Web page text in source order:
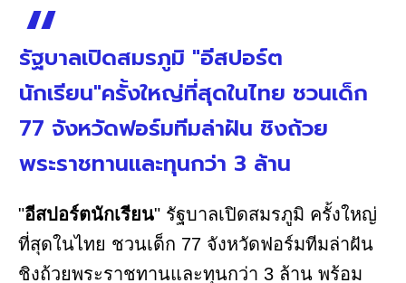
รัฐบาลเปิดสมรภูมิ "อีสปอร์ต
นักเรียน"ครั้งใหญ่ที่สุดในไทย ชวนเด็ก
77 จังหวัดฟอร์มทีมล่าฝัน ชิงถ้วย
พระราชทานและทุนกว่า 3 ล้าน
"อีสปอร์ตนักเรียน" รัฐบาลเปิดสมรภูมิ ครั้งใหญ่
ที่สุดในไทย ชวนเด็ก 77 จังหวัดฟอร์มทีมล่าฝัน
ชิงถ้วยพระราชทานและทุนกว่า 3 ล้าน พร้อม